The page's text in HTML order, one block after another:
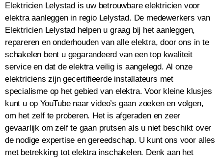
Elektricien Lelystad is uw betrouwbare elektricien voor
elektra aanleggen in regio Lelystad. De medewerkers van
Elektricien Lelystad helpen u graag bij het aanleggen,
repareren en onderhouden van alle elektra, door ons in te
schakelen bent u gegarandeerd van een top kwaliteit
service en dat de elektra veilig is aangelegd. Al onze
elektriciens zijn gecertifieerde installateurs met
specialisme op het gebied van elektra. Voor kleine klusjes
kunt u op YouTube naar video’s gaan zoeken en volgen,
om het zelf te proberen. Het is afgeraden en zeer
gevaarlijk om zelf te gaan prutsen als u niet beschikt over
de nodige expertise en gereedschap. U kunt ons voor alles
met betrekking tot elektra inschakelen. Denk aan het